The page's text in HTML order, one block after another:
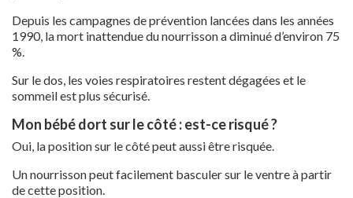
Depuis les campagnes de prévention lancées dans les années
1990, la mort inattendue du nourrisson a diminué d’environ 75
%.
Sur le dos, les voies respiratoires restent dégagées et le
sommeil est plus sécurisé.
Mon bébé dort sur le côté : est-ce risqué ?
Oui, la position sur le côté peut aussi être risquée.
Un nourrisson peut facilement basculer sur le ventre à partir
de cette position.